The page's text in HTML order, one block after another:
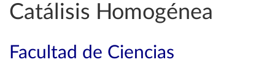
Catálisis Homogénea
Facultad de Ciencias